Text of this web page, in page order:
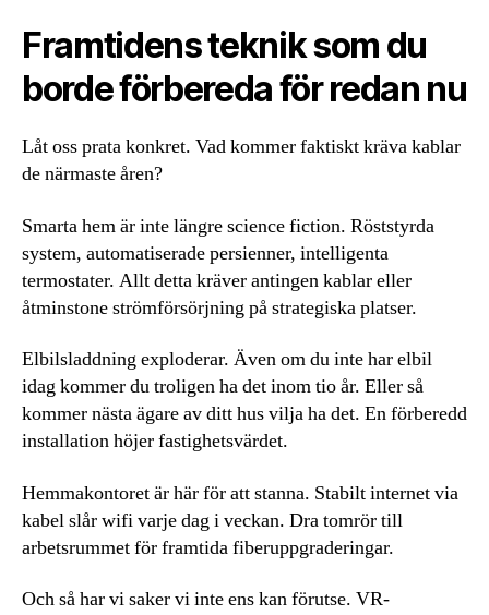
Framtidens teknik som du
borde förbereda för redan nu
Låt oss prata konkret. Vad kommer faktiskt kräva kablar
de närmaste åren?
Smarta hem är inte längre science fiction. Röststyrda
system, automatiserade persienner, intelligenta
termostater. Allt detta kräver antingen kablar eller
åtminstone strömförsörjning på strategiska platser.
Elbilsladdning exploderar. Även om du inte har elbil
idag kommer du troligen ha det inom tio år. Eller så
kommer nästa ägare av ditt hus vilja ha det. En förberedd
installation höjer fastighetsvärdet.
Hemmakontoret är här för att stanna. Stabilt internet via
kabel slår wifi varje dag i veckan. Dra tomrör till
arbetsrummet för framtida fiberuppgraderingar.
Och så har vi saker vi inte ens kan förutse. VR-